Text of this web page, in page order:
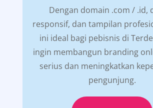
Dengan domain .com / .id,
responsif, dan tampilan
ini ideal bagi pebisnis di
ingin membangun branding
serius dan meningkatkan
pengunjung.